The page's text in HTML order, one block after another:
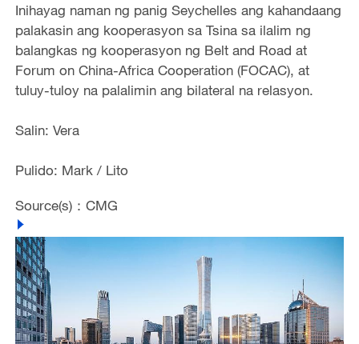
Inihayag naman ng panig Seychelles ang kahandaang
palakasin ang kooperasyon sa Tsina sa ilalim ng
balangkas ng kooperasyon ng Belt and Road at
Forum on China-Africa Cooperation (FOCAC), at
tuluy-tuloy na palalimin ang bilateral na relasyon.
Salin: Vera
Pulido: Mark / Lito
Source(s)：CMG